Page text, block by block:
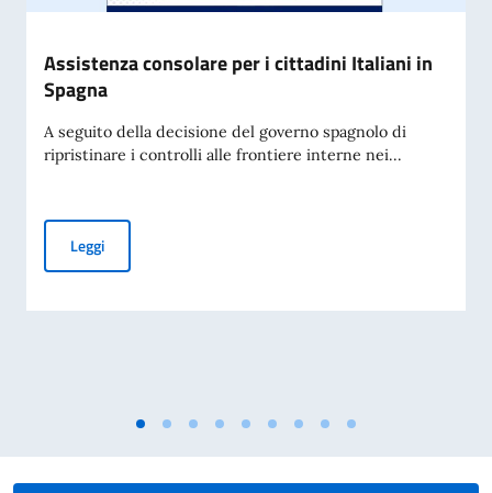
Assistenza consolare per i cittadini Italiani in
Spagna
A seguito della decisione del governo spagnolo di
ripristinare i controlli alle frontiere interne nei...
LeggiAssistenza consolare per i cittadini Italiani in Spagna